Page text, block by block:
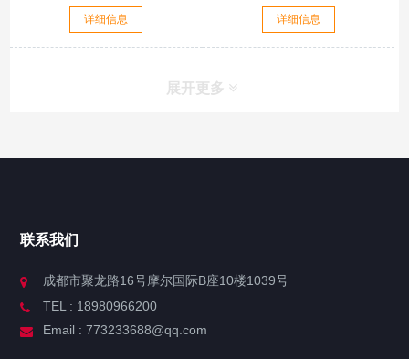
详细信息 详细信息
展开更多
联系我们
成都市聚龙路16号摩尔国际B座10楼1039号
TEL : 18980966200
Email : 773233688@qq.com